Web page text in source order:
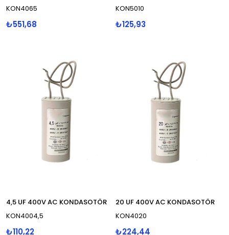
KON4065
₺551,68
KON5010
₺125,93
4,5 UF 400V AC KONDASOTÖR
KON4004,5
₺110,22
20 UF 400V AC KONDASOTÖR
KON4020
₺224,44